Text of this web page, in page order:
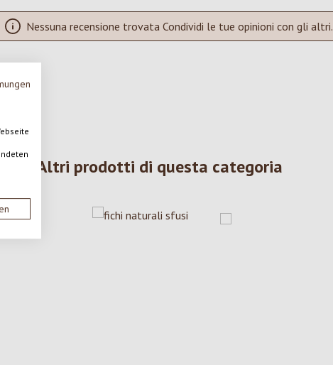
Nessuna recensione trovata Condividi le tue opinioni con gli altri.
Altri prodotti di questa categoria